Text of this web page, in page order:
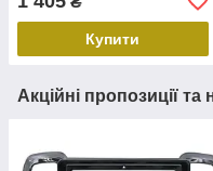
Купити
Акційні пропозиції та